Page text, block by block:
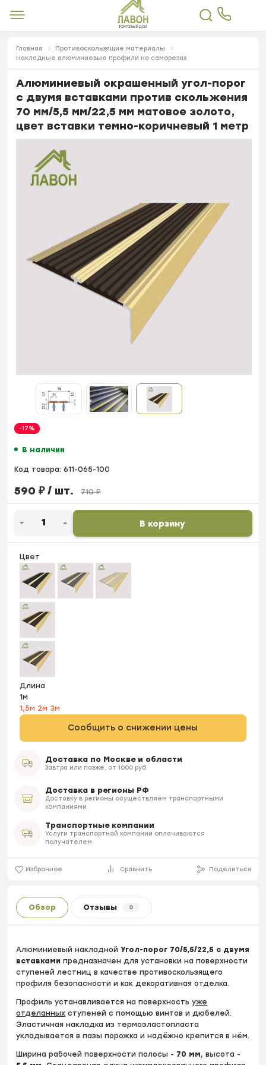
Главная
Противоскользящие материалы
Накладные алюминиевые профили на саморезах
Алюминиевый окрашенный угол-порог
с двумя вставками против скольжения
70 мм/5,5 мм/22,5 мм матовое золото,
цвет вставки темно-коричневый 1 метр
-17%
В наличии
Код товара: 611-065-100
590 ₽/ шт. 710₽
В корзину
Цвет
Длина
1м
1,5м 2м 3м
Сообщить о снижении цены
Доставка по Москве и области
Завтра или позже, от 1000 руб.
Доставка в регионы РФ
Доставку в регионы осуществляем транспортными
компаниями
Транспортные компании
Услуги транспортной компании оплачиваются
получателем
Избранное Сравнить Поделиться
Обзор Отзывы 0
Алюминиевый накладнойУгол-порог 70/5,5/22,5 с двумя
вставками предназначен для установки на поверхности
ступеней лестниц в качестве противоскользящего
профиля безопасности и как декоративная отделка.
Профиль устанавливается на поверхностьуже
отделанных ступеней с помощью винтов и дюбелей.
Эластичная накладка из термоэластопласта
укладывается в пазы порожка и надёжно крепится в нём.
Ширина рабочей поверхности полосы - 70 мм, высота -